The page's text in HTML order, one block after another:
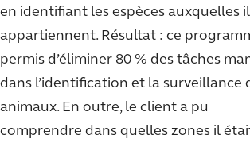
en identifiant les espèces auxquelles
appartiennent. Résultat : ce
permis d’éliminer 80 % des tâches
dans l’identification et la surveillance
animaux. En outre, le client a pu
comprendre dans quelles zones il